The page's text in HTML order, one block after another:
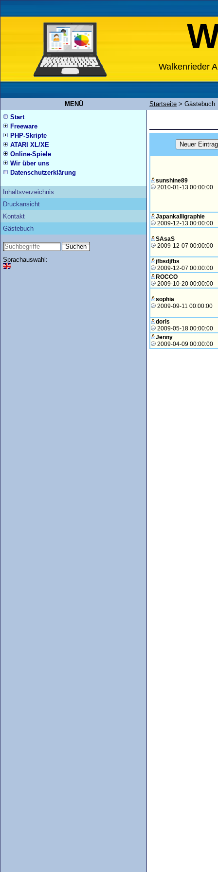
Walkenrieder
MENÜ Startseite > Gästebuch
Start
Freeware
PHP-Skripte
ATARI XL/XE
Online-Spiele
Wir über uns
Datenschutzerklärung
Inhaltsverzeichnis
Druckansicht
Kontakt
Gästebuch
Sprachauswahl:
sunshine89
2010-01-13 00:00:00
Japankalligraphie
2009-12-13 00:00:00
SAsaS
2009-12-07 00:00:00
jfbsdjfbs
2009-12-07 00:00:00
ROCCO
2009-10-20 00:00:00
sophia
2009-09-11 00:00:00
doris
2009-05-18 00:00:00
Jenny
2009-04-09 00:00:00